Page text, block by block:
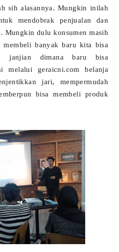
sih alasannya. Mungkin inilah
mendobrak penjualan dan
Mungkin dulu konsumen masih
membeli banyak baru kita bisa
janjian dimana baru bisa
melalui geraicni.com belanja
jari, mempermudah
bisa membeli produk